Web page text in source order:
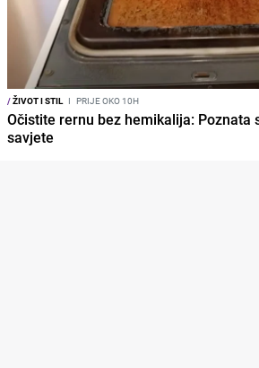
/ŽIVOT I STIL I PRIJE OKO 10H
Očistite rernu bez hemikalija: Poznata
savjete